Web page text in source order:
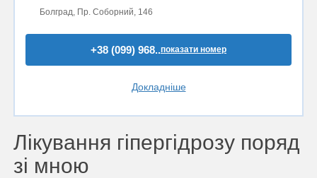
Болград, Пр. Соборний, 146
+38 (099) 968..показати номер
Докладніше
Лікування гіпергідрозу поряд
зі мною